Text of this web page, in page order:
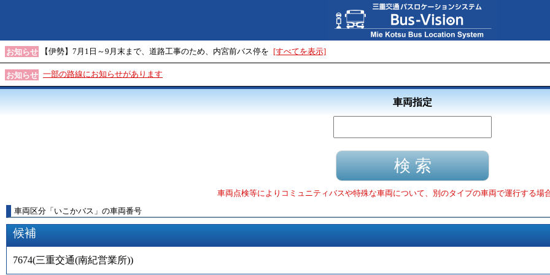
お知らせ 【伊勢】7月1日～9月末まで、道路工事のため、内宮前バス停を [すべてを表示]
お知らせ 一部の路線にお知らせがあります
車両指定
車両点検等によりコミュニティバスや特殊な車両について、別のタイプの車両で運行する場
車両区分 「 いこかバス 」 の車両番号
候補
7674(三重交通(南紀営業所))